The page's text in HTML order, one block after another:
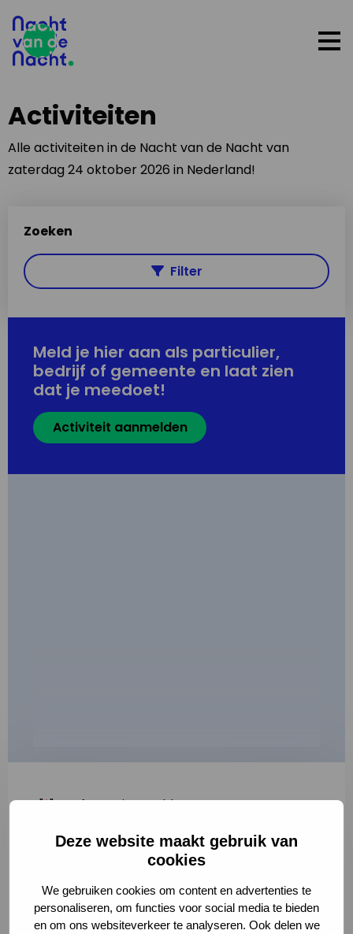
Deze website maakt gebruik van
cookies
We gebruiken cookies om content en advertenties te
personaliseren, om functies voor social media te bieden
en om ons websiteverkeer te analyseren. Ook delen we
Activiteiten
Alle activiteiten in de Nacht van de Nacht van
zaterdag 24 oktober 2026 in Nederland!
Zoeken
Filter
Meld je hier aan als particulier,
bedrijf of gemeente en laat zien
dat je meedoet!
Activiteit aanmelden
"*" geeft vereiste velden aan
2